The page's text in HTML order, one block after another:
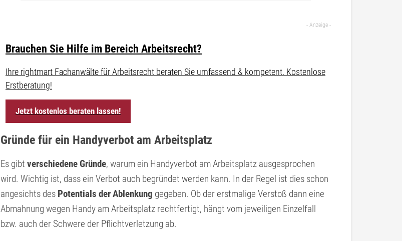
Brauchen Sie Hilfe im Bereich Arbeitsrecht?
Ihre rightmart Fachanwälte für Arbeitsrecht beraten Sie umfassend & kompetent. Kostenlose
Erstberatung!
Jetzt kostenlos beraten lassen!
Gründe für ein Handyverbot am Arbeitsplatz
Es gibt verschiedene Gründe, warum ein Handyverbot am Arbeitsplatz ausgesprochen
wird. Wichtig ist, dass ein Verbot auch begründet werden kann. In der Regel ist dies schon
angesichts des Potentials der Ablenkung gegeben. Ob der erstmalige Verstoß dann eine
Abmahnung wegen Handy am Arbeitsplatz rechtfertigt, hängt vom jeweiligen Einzelfall
bzw. auch der Schwere der Pflichtverletzung ab.